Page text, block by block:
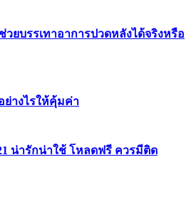
วยบรรเทาอาการปวดหลังได้จริงหรือ
ย่างไรให้คุ้มค่า
น่ารักน่าใช้ โหลดฟรี ควรมีติด